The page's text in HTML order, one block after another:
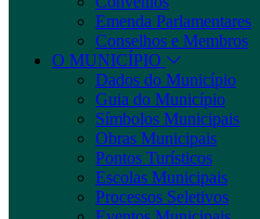
Emenda Parlamentares
Conselhos e Membros
O MUNICÍPIO
Dados do Município
Guia do Município
Símbolos Municipais
Obras Municipais
Pontos Turísticos
Escolas Municipais
Processos Seletivos